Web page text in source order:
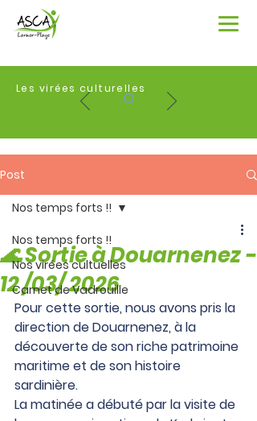
Les virées culturelles
Post
Nos temps forts !!
Nos virées cultuelles
Carnet de Vadrouille
Nos temps forts !!
🌊 Sortie à Douarnenez -
12 /03/ 2026
Pour cette sortie, nous avons pris la
direction de Douarnenez, à la
découverte de son riche patrimoine
maritime et de son histoire
sardinière.
La matinée a débuté par la visite de